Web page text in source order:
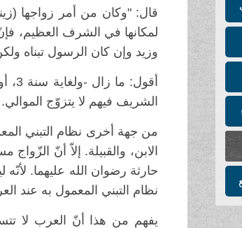
قال: "وكان من أمر زواجها
لمكانها في الشرف العظيم،
وزيد وإن كان الرسول تبناه ولكن
الشريف فيهم لا يتزوّج الموالي.
من جهة أخرى نظام التبني
الابن، والقبيلة. إلاّ أنّ
حارثة رضوان الله عليهما.
نظام التبني المعمول به عند
يفهم من هذا أنّ العرب لا